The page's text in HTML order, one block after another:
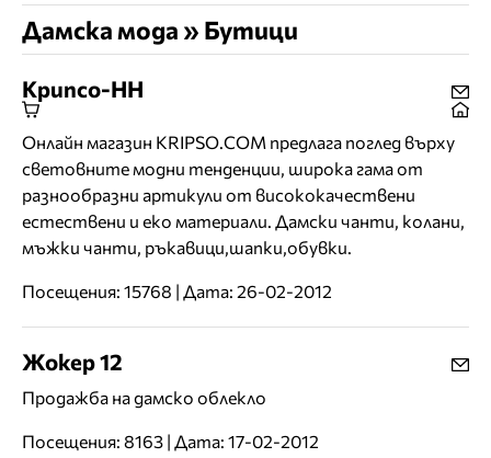
Дамска мода » Бутици
Крипсо-НН
Онлайн магазин KRIPSO.COM предлага поглед върху
световните модни тенденции, широка гама от
разнообразни артикули от висококачествени
естествени и еко материали. Дамски чанти, колани,
мъжки чанти, ръкавици,шапки,обувки.
Посещения: 15768 | Дата: 26-02-2012
Жокер 12
Продажба на дамско облекло
Посещения: 8163 | Дата: 17-02-2012